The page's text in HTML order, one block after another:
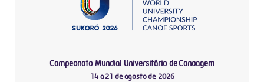
Campeonato Mundial Universitário de Canoagem
14 a 21 de agosto de 2026